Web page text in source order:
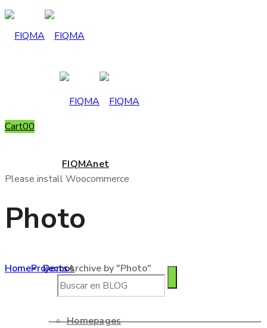
Cart00
Please install Woocommerce
Demos
Homepages
FIQMAnet
Photo
HomeProjectsArchive by "Photo"